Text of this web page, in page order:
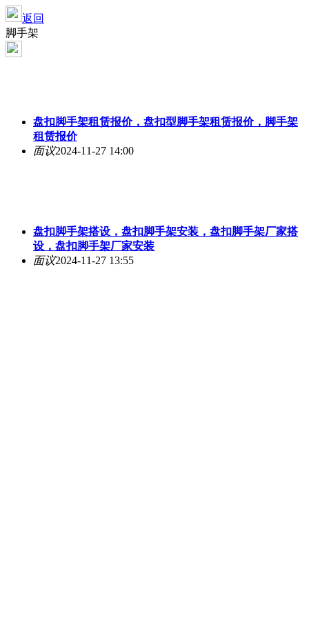
返回
脚手架
盘扣脚手架租赁报价，盘扣型脚手架租赁报价，脚手架
租赁报价
面议2024-11-27 14:00
盘扣脚手架搭设，盘扣脚手架安装，盘扣脚手架厂家搭
设，盘扣脚手架厂家安装
面议2024-11-27 13:55